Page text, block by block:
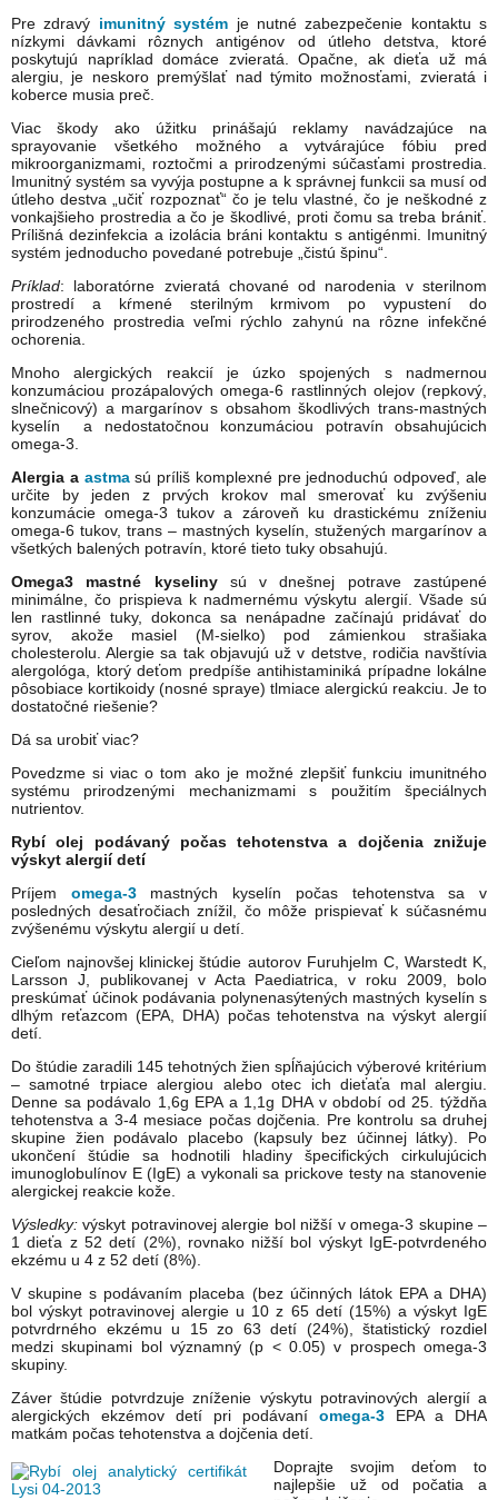
Pre zdravý imunitný systém je nutné zabezpečenie kontaktu s
nízkymi dávkami rôznych antigénov od útleho detstva, ktoré
poskytujú napríklad domáce zvieratá. Opačne, ak dieťa už má
alergiu, je neskoro premýšlať nad týmito možnosťami, zvieratá i
koberce musia preč.
Viac škody ako úžitku prinášajú reklamy navádzajúce na
sprayovanie všetkého možného a vytvárajúce fóbiu pred
mikroorganizmami, roztočmi a prirodzenými súčasťami prostredia.
Imunitný systém sa vyvýja postupne a k správnej funkcii sa musí od
útleho destva „učiť rozpoznať“ čo je telu vlastné, čo je neškodné z
vonkajšieho prostredia a čo je škodlivé, proti čomu sa treba brániť.
Prílišná dezinfekcia a izolácia bráni kontaktu s antigénmi. Imunitný
systém jednoducho povedané potrebuje „čistú špinu“.
Príklad: laboratórne zvieratá chované od narodenia v sterilnom
prostredí a kŕmené sterilným krmivom po vypustení do
prirodzeného prostredia veľmi rýchlo zahynú na rôzne infekčné
ochorenia.
Mnoho alergických reakcií je úzko spojených s nadmernou
konzumáciou prozápalových omega-6 rastlinných olejov (repkový,
slnečnicový) a margarínov s obsahom škodlivých trans-mastných
kyselín a nedostatočnou konzumáciou potravín obsahujúcich
omega-3.
Alergia a astmasú príliš komplexné pre jednoduchú odpoveď, ale
určite by jeden z prvých krokov mal smerovať ku zvýšeniu
konzumácie omega-3 tukov a zároveň ku drastickému zníženiu
omega-6 tukov, trans – mastných kyselín, stužených margarínov a
všetkých balených potravín, ktoré tieto tuky obsahujú.
Omega3 mastné kyselinysú v dnešnej potrave zastúpené
minimálne, čo prispieva k nadmernému výskytu alergií. Všade sú
len rastlinné tuky, dokonca sa nenápadne začínajú pridávať do
syrov, akože masiel (M-sielko) pod zámienkou strašiaka
cholesterolu. Alergie sa tak objavujú už v detstve, rodičia navštívia
alergológa, ktorý deťom predpíše antihistaminiká prípadne lokálne
pôsobiace kortikoidy (nosné spraye) tlmiace alergickú reakciu. Je to
dostatočné riešenie?
Dá sa urobiť viac?
Povedzme si viac o tom ako je možné zlepšiť funkciu imunitného
systému prirodzenými mechanizmami s použitím špeciálnych
nutrientov.
Rybí olej podávaný počas tehotenstva a dojčenia znižuje
výskyt alergií detí
Príjem omega-3mastných kyselín počas tehotenstva sa v
posledných desaťročiach znížil, čo môže prispievať k súčasnému
zvýšenému výskytu alergií u detí.
Cieľom najnovšej klinickej štúdie autorov Furuhjelm C, Warstedt K,
Larsson J, publikovanej v Acta Paediatrica, v roku 2009, bolo
preskúmať účinok podávania polynenasýtených mastných kyselín s
dlhým reťazcom (EPA, DHA) počas tehotenstva na výskyt alergií
detí.
Do štúdie zaradili 145 tehotných žien spĺňajúcich výberové kritérium
– samotné trpiace alergiou alebo otec ich dieťaťa mal alergiu.
Denne sa podávalo 1,6g EPA a 1,1g DHA v období od 25. týždňa
tehotenstva a 3-4 mesiace počas dojčenia. Pre kontrolu sa druhej
skupine žien podávalo placebo (kapsuly bez účinnej látky). Po
ukončení štúdie sa hodnotili hladiny špecifických cirkulujúcich
imunoglobulínov E (IgE) a vykonali sa prickove testy na stanovenie
alergickej reakcie kože.
Výsledky: výskyt potravinovej alergie bol nižší v omega-3 skupine –
1 dieťa z 52 detí (2%), rovnako nižší bol výskyt IgE-potvrdeného
ekzému u 4 z 52 detí (8%).
V skupine s podávaním placeba (bez účinných látok EPA a DHA)
bol výskyt potravinovej alergie u 10 z 65 detí (15%) a výskyt IgE
potvrdrného ekzému u 15 zo 63 detí (24%), štatistický rozdiel
medzi skupinami bol významný (p < 0.05) v prospech omega-3
skupiny.
Záver štúdie potvrdzuje zníženie výskytu potravinových alergií a
alergických ekzémov detí pri podávaní omega-3 EPA a DHA
matkám počas tehotenstva a dojčenia detí.
Doprajte svojim deťom to
najlepšie už od počatia a